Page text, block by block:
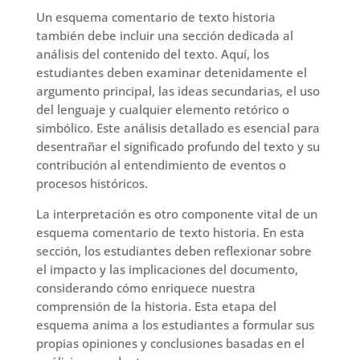
Un esquema comentario de texto historia
también debe incluir una sección dedicada al
análisis del contenido del texto. Aquí, los
estudiantes deben examinar detenidamente el
argumento principal, las ideas secundarias, el uso
del lenguaje y cualquier elemento retórico o
simbólico. Este análisis detallado es esencial para
desentrañar el significado profundo del texto y su
contribución al entendimiento de eventos o
procesos históricos.
La interpretación es otro componente vital de un
esquema comentario de texto historia. En esta
sección, los estudiantes deben reflexionar sobre
el impacto y las implicaciones del documento,
considerando cómo enriquece nuestra
comprensión de la historia. Esta etapa del
esquema anima a los estudiantes a formular sus
propias opiniones y conclusiones basadas en el